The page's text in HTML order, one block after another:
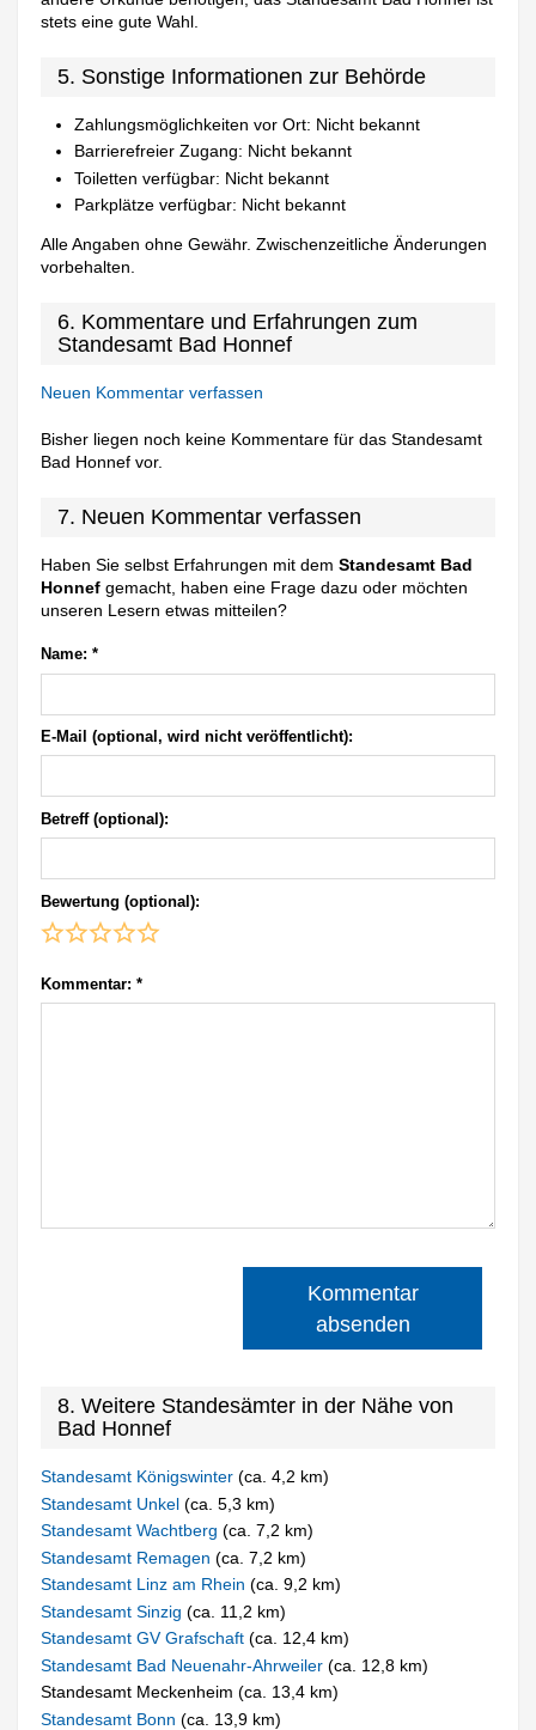
stets eine gute Wahl.
5. Sonstige Informationen zur Behörde
Zahlungsmöglichkeiten vor Ort: Nicht bekannt
Barrierefreier Zugang: Nicht bekannt
Toiletten verfügbar: Nicht bekannt
Parkplätze verfügbar: Nicht bekannt
Alle Angaben ohne Gewähr. Zwischenzeitliche Änderungen
vorbehalten.
6. Kommentare und Erfahrungen zum
Standesamt Bad Honnef
Neuen Kommentar verfassen
Bisher liegen noch keine Kommentare für das Standesamt
Bad Honnef vor.
7. Neuen Kommentar verfassen
Haben Sie selbst Erfahrungen mit demStandesamt Bad
Honnef gemacht, haben eine Frage dazu oder möchten
unseren Lesern etwas mitteilen?
Name: *
E-Mail (optional, wird nicht veröffentlicht):
Betreff (optional):
Bewertung (optional):
Kommentar: *
Kommentar
absenden
8. Weitere Standesämter in der Nähe von
Bad Honnef
Standesamt Königswinter(ca. 4,2 km)
Standesamt Unkel(ca. 5,3 km)
Standesamt Wachtberg(ca. 7,2 km)
Standesamt Remagen(ca. 7,2 km)
Standesamt Linz am Rhein(ca. 9,2 km)
Standesamt Sinzig(ca. 11,2 km)
Standesamt GV Grafschaft(ca. 12,4 km)
Standesamt Bad Neuenahr-Ahrweiler(ca. 12,8 km)
Standesamt Meckenheim (ca. 13,4 km)
Standesamt Bonn(ca. 13,9 km)